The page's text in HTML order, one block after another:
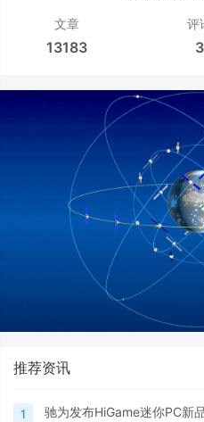
文章
13183
评
3
推荐资讯
1 驰为发布HiGame迷你PC新